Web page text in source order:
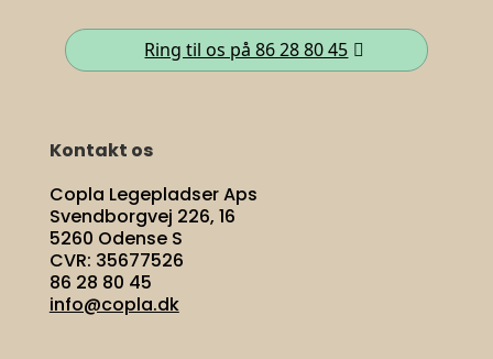
Ring til os på 86 28 80 45
Kontakt os
Copla Legepladser Aps
Svendborgvej 226, 16
5260 Odense S
CVR: 35677526
86 28 80 45
info@copla.dk